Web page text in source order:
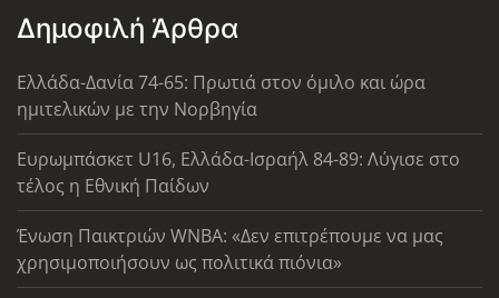
Δημοφιλή Άρθρα
Ελλάδα-Δανία 74-65: Πρωτιά στον όμιλο και ώρα
ημιτελικών με την Νορβηγία
Ευρωμπάσκετ U16, Ελλάδα-Ισραήλ 84-89: Λύγισε στο
τέλος η Εθνική Παίδων
Ένωση Παικτριών WNBA: «Δεν επιτρέπουμε να μας
χρησιμοποιήσουν ως πολιτικά πιόνια»